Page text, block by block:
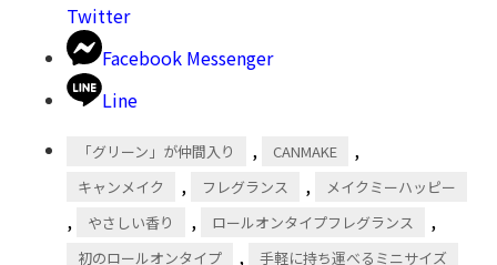
Twitter
Facebook Messenger
Line
「グリーン」が仲間入り , CANMAKE ,
キャンメイク , フレグランス , メイクミーハッピー
, やさしい香り , ロールオンタイプフレグランス ,
初のロールオンタイプ , 手軽に持ち運べるミニサイズ